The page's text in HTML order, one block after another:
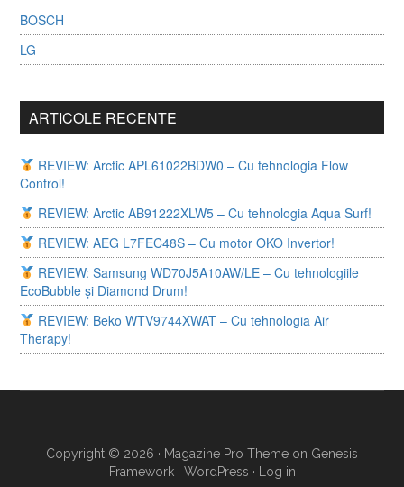
BOSCH
LG
ARTICOLE RECENTE
REVIEW: Arctic APL61022BDW0 – Cu tehnologia Flow
Control!
REVIEW: Arctic AB91222XLW5 – Cu tehnologia Aqua Surf!
REVIEW: AEG L7FEC48S – Cu motor OKO Invertor!
REVIEW: Samsung WD70J5A10AW/LE – Cu tehnologiile
EcoBubble și Diamond Drum!
REVIEW: Beko WTV9744XWAT – Cu tehnologia Air
Therapy!
Copyright © 2026 · Magazine Pro Theme on Genesis
Framework· WordPress · Log in